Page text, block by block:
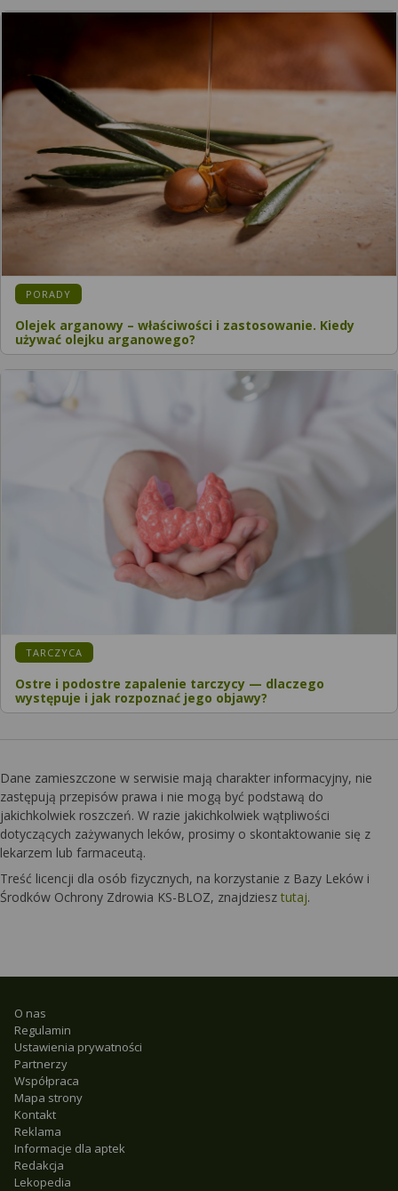
KATEGORIA:
PORADY
Olejek arganowy – właściwości i zastosowanie. Kiedy
używać olejku arganowego?
KATEGORIA:
TARCZYCA
Ostre i podostre zapalenie tarczycy — dlaczego
występuje i jak rozpoznać jego objawy?
Dane zamieszczone w serwisie mają charakter informacyjny, nie
zastępują przepisów prawa i nie mogą być podstawą do
jakichkolwiek roszczeń. W razie jakichkolwiek wątpliwości
dotyczących zażywanych leków, prosimy o skontaktowanie się z
lekarzem lub farmaceutą.
Treść licencji dla osób fizycznych, na korzystanie z Bazy Leków i
Środków Ochrony Zdrowia KS-BLOZ, znajdziesz tutaj.
O nas
Regulamin
Ustawienia prywatności
Partnerzy
Współpraca
Mapa strony
Kontakt
Reklama
Informacje dla aptek
Redakcja
Lekopedia